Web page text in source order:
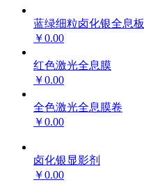
蓝绿细粒卤化银全息板
￥0.00
红色激光全息膜
￥0.00
全色激光全息膜卷
￥0.00
卤化银显影剂
￥0.00